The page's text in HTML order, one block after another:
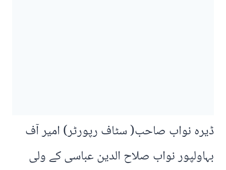
ڈیرہ نواب صاحب( سٹاف رپورٹر) امیر آف
بہاولپور نواب صلاح الدین عباسی کے ولی